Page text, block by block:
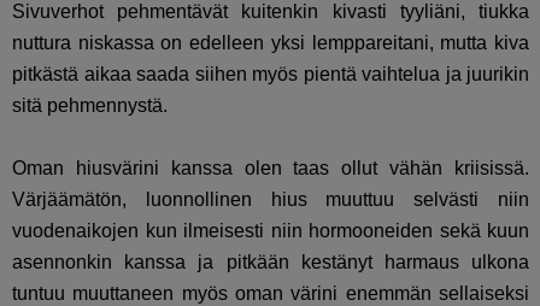
Sivuverhot pehmentävät kuitenkin kivasti tyyliäni, tiukka
nuttura niskassa on edelleen yksi lemppareitani, mutta kiva
pitkästä aikaa saada siihen myös pientä vaihtelua ja juurikin
sitä pehmennystä.
Oman hiusvärini kanssa olen taas ollut vähän kriisissä.
Värjäämätön, luonnollinen hius muuttuu selvästi niin
vuodenaikojen kun ilmeisesti niin hormooneiden sekä kuun
asennonkin kanssa ja pitkään kestänyt harmaus ulkona
tuntuu muuttaneen myös oman värini enemmän sellaiseksi